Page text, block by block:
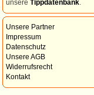
unsere Tippdatenbank
Unsere Partner
Impressum
Datenschutz
Unsere AGB
Widerrufsrecht
Kontakt